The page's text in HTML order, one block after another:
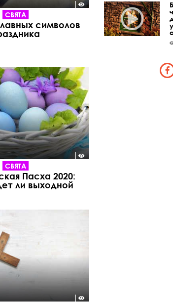
СВЯТА
символов
СВЯТА
Пасха 2020:
ли выходной